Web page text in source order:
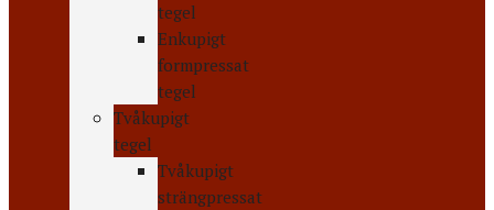
tegel
Enkupigt
formpressat
tegel
Tvåkupigt
tegel
Tvåkupigt
strängpressat